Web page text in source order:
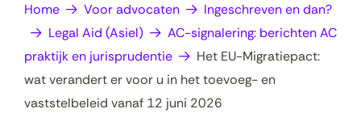
zoek?
Home Voor advocaten
Ingeschreven en dan?
Legal Aid (Asiel)
AC-signalering: berichten AC
praktijk en jurisprudentie
Het EU-Migratiepact:
wat verandert er voor u in het toevoeg- en
vaststelbeleid vanaf 12 juni 2026